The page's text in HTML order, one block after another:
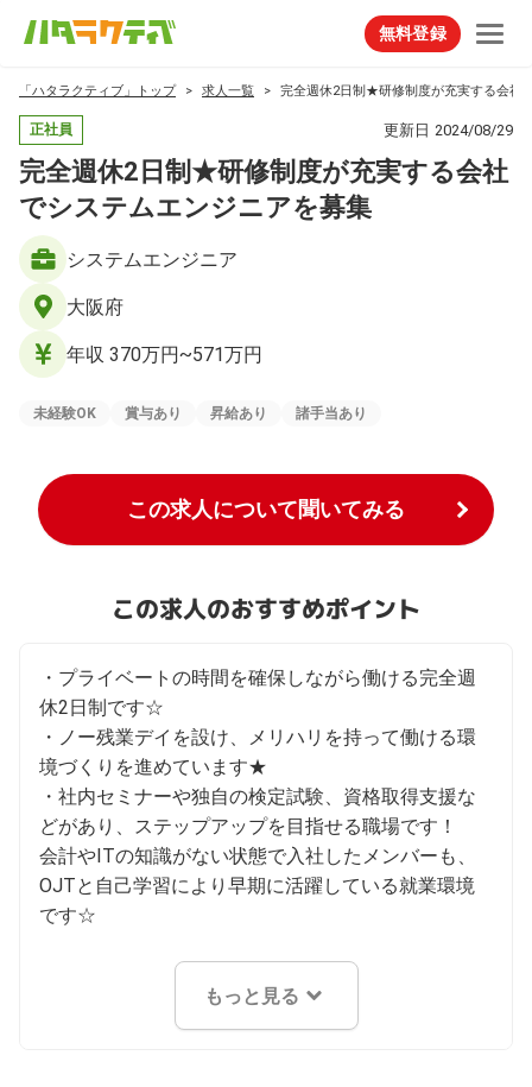
無料登録
「ハタラクティブ」トップ 求人一覧 完全週休2日制★研修制度が充実する会社
正社員 更新日 2024/08/29
完全週休2日制★研修制度が充実する会社
でシステムエンジニアを募集
システムエンジニア
大阪府
年収 370万円~571万円
未経験OK 賞与あり 昇給あり 諸手当あり
この求人について聞いてみる
この求人のおすすめポイント
・プライベートの時間を確保しながら働ける完全週
休2日制です☆
・ノー残業デイを設け、メリハリを持って働ける環
境づくりを進めています★
・社内セミナーや独自の検定試験、資格取得支援な
どがあり、ステップアップを目指せる職場です！
会計やITの知識がない状態で入社したメンバーも、
OJTと自己学習により早期に活躍している就業環境
です☆
もっと見る